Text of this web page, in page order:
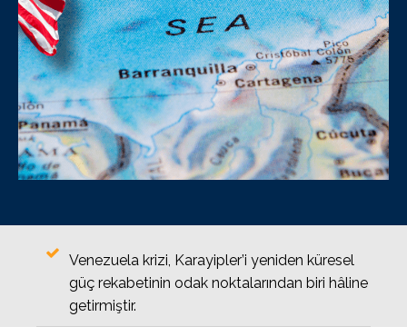
Venezuela krizi, Karayipler’i yeniden küresel
güç rekabetinin odak noktalarından biri hâline
getirmiştir.